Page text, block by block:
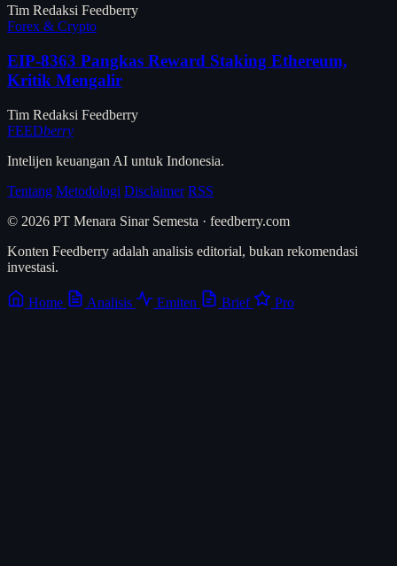
Tim Redaksi Feedberry
Forex & Crypto
EIP-8363 Pangkas Reward Staking Ethereum,
Kritik Mengalir
Tim Redaksi Feedberry
FEEDberry
Intelijen keuangan AI untuk Indonesia.
Tentang Metodologi Disclaimer RSS
© 2026 PT Menara Sinar Semesta · feedberry.com
Konten Feedberry adalah analisis editorial, bukan rekomendasi
investasi.
Home Analisis Emiten Brief Pro